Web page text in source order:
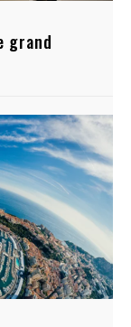
grand